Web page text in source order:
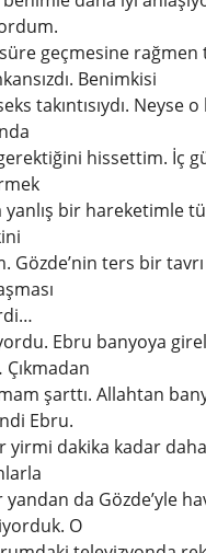
geçmesine rağmen
Benimkisi
takıntısıydı. Neyse o
hissettim. İç
yanlış bir hareketimle
Gözde’nin ters bir
Ebru banyoya
şarttı. Allahtan
Ebru.
yirmi dakika kadar daha
da Gözde’yle
O